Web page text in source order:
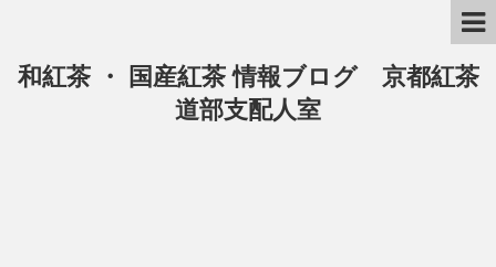
和紅茶 ・ 国産紅茶 情報ブログ 京都紅茶
道部支配人室